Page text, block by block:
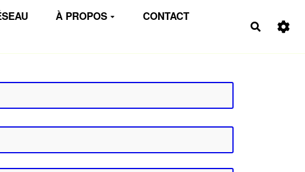
À PROPOS
CONTACT